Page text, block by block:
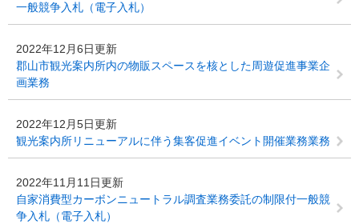
一般競争入札（電子入札）
2022年12月6日更新
郡山市観光案内所内の物販スペースを核とした周遊促進事業企
画業務
2022年12月5日更新
観光案内所リニューアルに伴う集客促進イベント開催業務業務
2022年11月11日更新
自家消費型カーボンニュートラル調査業務委託の制限付一般競
争入札（電子入札）